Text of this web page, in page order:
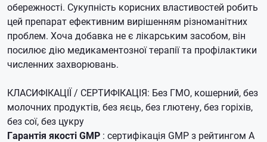
обережності. Сукупність корисних властивостей робить
цей препарат ефективним вирішенням різноманітних
проблем. Хоча добавка не є лікарським засобом, він
посилює дію медикаментозної терапії та профілактики
численних захворювань.
КЛАСИФІКАЦІЇ / СЕРТИФІКАЦІЯ: Без ГМО, кошерний, без
молочних продуктів, без яєць, без глютену, без горіхів,
без сої, без цукру
Гарантія якості GMP : сертифікація GMP з рейтингом A